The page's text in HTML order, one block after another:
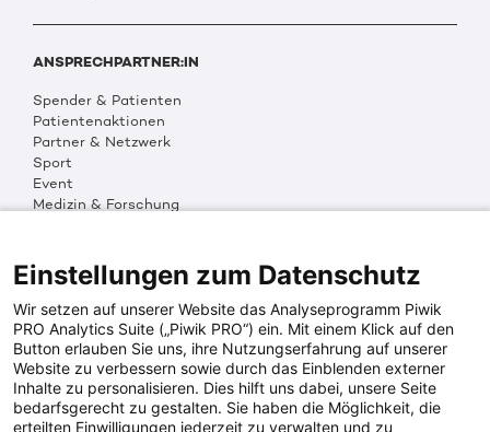
ANSPRECHPARTNER:IN
Spender & Patienten
Patientenaktionen
Partner & Netzwerk
Sport
Event
Medizin & Forschung
Multimedia
Social Media
PRESSEINFOS
Fotos & Media
Digitale Pressemappen
Einstellungen zum Datenschutz
Wir setzen auf unserer Website das Analyseprogramm Piwik
PRO Analytics Suite („Piwik PRO“) ein. Mit einem Klick auf den
Button erlauben Sie uns, ihre Nutzungserfahrung auf unserer
Website zu verbessern sowie durch das Einblenden externer
Inhalte zu personalisieren. Dies hilft uns dabei, unsere Seite
bedarfsgerecht zu gestalten. Sie haben die Möglichkeit, die
erteilten Einwilligungen jederzeit zu verwalten und zu